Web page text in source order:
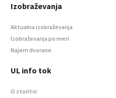
Izobraževanja
Aktualna izobraževanja
Izobraževanja po meri
Najem dvorane
UL info tok
O storitvi